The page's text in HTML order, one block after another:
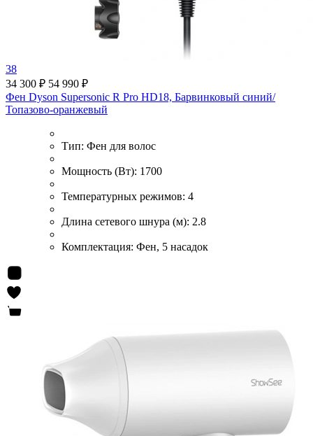
38
34 300 ₽ 54 990 ₽
Фен Dyson Supersonic R Pro HD18, Барвинковый синий/
Топазово-оранжевый
Тип: Фен для волос
Мощность (Вт): 1700
Температурных режимов: 4
Длина сетевого шнура (м): 2.8
Комплектация: Фен, 5 насадок